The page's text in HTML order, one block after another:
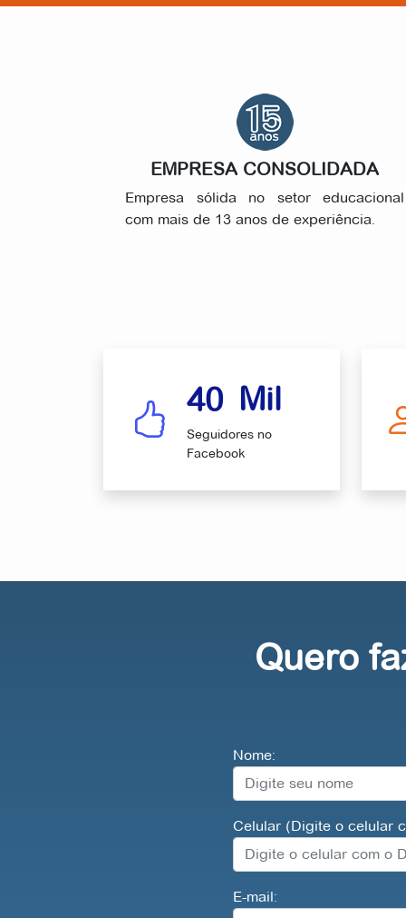
EMPRESA CONSOLIDADA
Empresa sólida no setor educacional
com mais de 13 anos de experiência.
40 Mil
Seguidores no
Facebook
Quero
Nome:
Celular (Digite o celular
E-mail: